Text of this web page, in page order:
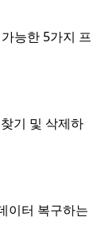
능한 5가지 프
기 및 삭제하
이터 복구하는